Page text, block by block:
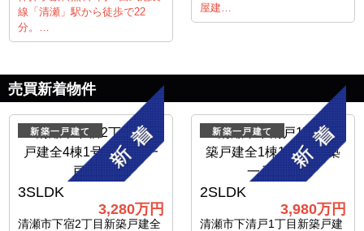
線「清瀬」駅から徒歩で22
分。…
屋建…
売買新着物件
新築一戸建て
3SLDK
3,280万円
清瀬市下宿2丁目新築戸建全
新築一戸建て
2SLDK
3,980万円
清瀬市下清戸1丁目新築戸建